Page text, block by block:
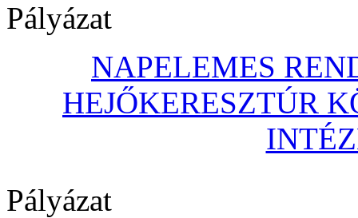
Pályázat
NAPELEMES
HEJŐKERESZTÚR
Pályázat